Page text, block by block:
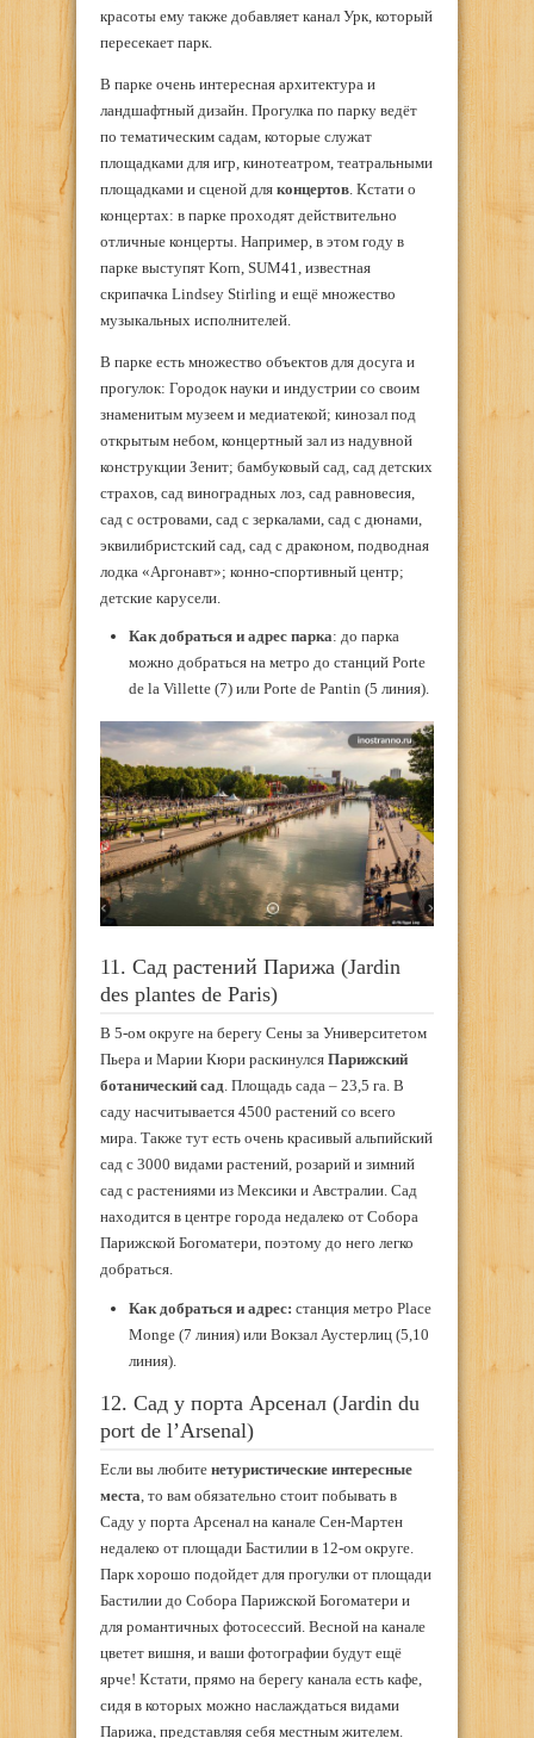
красоты ему также добавляет канал Урк, который
пересекает парк.
В парке очень интересная архитектура и
ландшафтный дизайн. Прогулка по парку ведёт
по тематическим садам, которые служат
площадками для игр, кинотеатром, театральными
площадками и сценой для концертов . Кстати о
концертах: в парке проходят действительно
отличные концерты. Например, в этом году в
парке выступят Korn, SUM41, известная
скрипачка Lindsey Stirling и ещё множество
музыкальных исполнителей.
В парке есть множество объектов для досуга и
прогулок: Городок науки и индустрии со своим
знаменитым музеем и медиатекой; кинозал под
открытым небом, концертный зал из надувной
конструкции Зенит; бамбуковый сад, сад детских
страхов, сад виноградных лоз, сад равновесия,
сад с островами, сад с зеркалами, сад с дюнами,
эквилибристский сад, сад с драконом, подводная
лодка «Аргонавт»; конно-спортивный центр;
детские карусели.
Как добраться и адрес парка: до парка
можно добраться на метро до станций Porte
de la Villette (7) или Porte de Pantin (5 линия).
11. Сад растений Парижа (Jardin
des plantes de Paris)
В 5-ом округе на берегу Сены за Университетом
Пьера и Марии Кюри раскинулся Парижский
ботанический сад. Площадь сада – 23,5 га. В
саду насчитывается 4500 растений со всего
мира. Также тут есть очень красивый альпийский
сад с 3000 видами растений, розарий и зимний
сад с растениями из Мексики и Австралии. Сад
находится в центре города недалеко от Собора
Парижской Богоматери, поэтому до него легко
добраться.
Как добраться и адрес: станция метро Place
Monge (7 линия) или Вокзал Аустерлиц (5,10
линия).
12. Сад у порта Арсенал (Jardin du
port de l’Arsenal)
Если вы любите нетуристические интересные
места, то вам обязательно стоит побывать в
Саду у порта Арсенал на канале Сен-Мартен
недалеко от площади Бастилии в 12-ом округе.
Парк хорошо подойдет для прогулки от площади
Бастилии до Собора Парижской Богоматери и
для романтичных фотосессий. Весной на канале
цветет вишня, и ваши фотографии будут ещё
ярче! Кстати, прямо на берегу канала есть кафе,
сидя в которых можно наслаждаться видами
Парижа, представляя себя местным жителем.